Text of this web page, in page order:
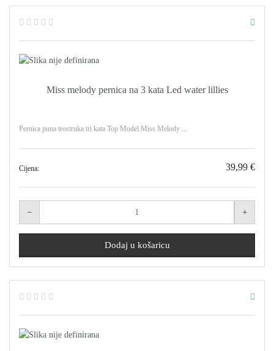
Miss melody pernica na 3 kata Led water lillies
Pernica puna trostruka tri kata Top Model Miss Melody ...
Cijena: 39,99 €